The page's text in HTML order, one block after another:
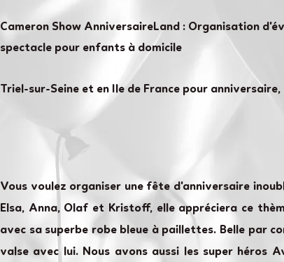
Cameron Show AnniversaireLand : Organisation
spectacle pour enfants à domicile
Triel-sur-Seine et en Ile de France pour
Vous voulez organiser une fête d'anniversaire
Elsa, Anna, Olaf et Kristoff, elle appréciera ce
avec sa superbe robe bleue à paillettes. Belle par
valse avec lui. Nous avons aussi les super héros